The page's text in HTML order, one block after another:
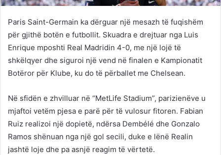
Paris Saint-Germain ka dërguar një mesazh të fuqishëm
për gjithë botën e futbollit. Skuadra e drejtuar nga Luis
Enrique mposhti Real Madridin 4-0, me një lojë të
shkëlqyer dhe siguroi një vend në finalen e Kampionatit
Botëror për Klube, ku do të përballet me Chelsean.
Në sfidën e zhvilluar në “MetLife Stadium”, parizienëve u
mjaftoi vetëm pjesa e parë për të vulosur fitoren. Fabian
Ruiz realizoi një dopietë, ndërsa Dembélé dhe Gonzalo
Ramos shënuan nga një gol secili, duke e lënë Realin
jashtë loje dhe pa asnjë reagim të vërtetë.